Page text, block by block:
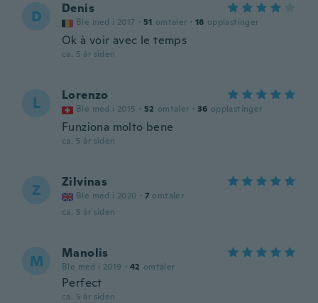
D Denis
Ble med i 2017 · 51 omtaler · 18 opplastinger
Ok à voir avec le temps
ca. 5 år siden
L Lorenzo
Ble med i 2015 · 52 omtaler · 36 opplastinger
Funziona molto bene
ca. 5 år siden
Z Zilvinas
Ble med i 2020 · 7 omtaler
ca. 5 år siden
M Manolis
Ble med i 2019 · 42 omtaler
Perfect
ca. 5 år siden